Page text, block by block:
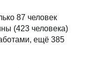
87 человек
(423 человека)
ещё 385